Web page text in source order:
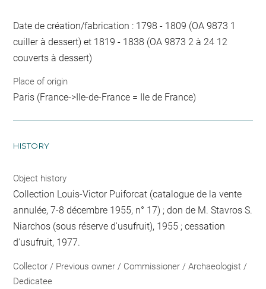
Date de création/fabrication : 1798 - 1809 (OA 9873 1
cuiller à dessert) et 1819 - 1838 (OA 9873 2 à 24 12
couverts à dessert)
Place of origin
Paris (France->Ile-de-France = Ile de France)
HISTORY
Object history
Collection Louis-Victor Puiforcat (catalogue de la vente
annulée, 7-8 décembre 1955, n° 17) ; don de M. Stavros S.
Niarchos (sous réserve d'usufruit), 1955 ; cessation
d'usufruit, 1977.
Collector / Previous owner / Commissioner / Archaeologist /
Dedicatee